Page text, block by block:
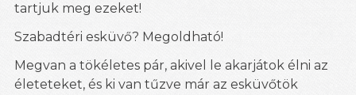
tartjuk meg ezeket!
Szabadtéri esküvő? Megoldható!
Megvan a tökéletes pár, akivel le akarjátok élni az
életeteket, és ki van tűzve már az esküvőtök